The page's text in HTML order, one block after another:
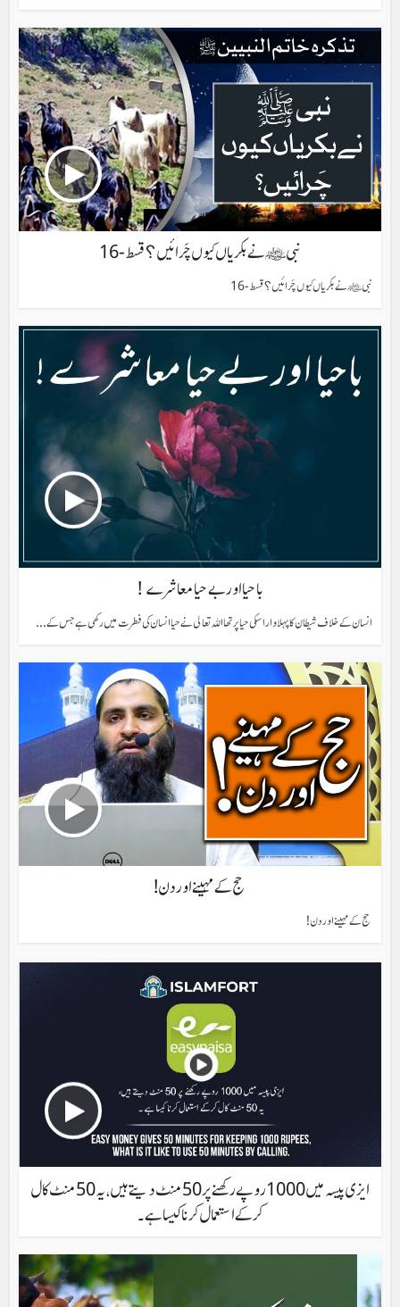
نبی ﷺ نے بکریاں کیوں چَرائیں؟ قسط-16
نبی ﷺ نے بکریاں کیوں چَرائیں؟ قسط-16
با حیا اور بے حیا معاشرے !
انسان کے خلاف شیطان کا پہلا وار اسکی حیا پر تھا اللہ تعالی نے حیا انسان کی فطرت میں رکھی ہے جس کے...
حج کے مہینے اور دن !
حج کے مہینے اور دن !
ایزی پیسہ میں 1000 روپے رکھنے پر 50 منٹ دیتے ہیں ، یہ 50 منٹ کال
کرکے استعمال کرنا کیسا ہے ۔